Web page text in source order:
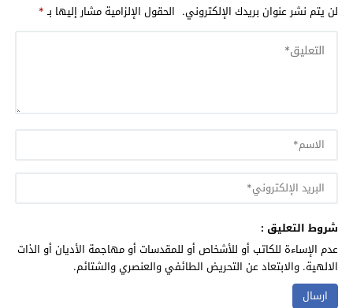
لن يتم نشر عنوان بريدك الإلكتروني. الحقول الإلزامية مشار إليها بـ*
شروط التعليق :
عدم الإساءة للكاتب أو للأشخاص أو للمقدسات أو مهاجمة الأديان أو الذات
الالهية. والابتعاد عن التحريض الطائفي والعنصري والشتائم.